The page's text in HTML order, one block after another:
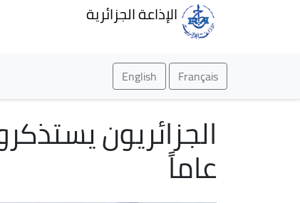
الإذاعة الجزائرية
Français
English
عاماً